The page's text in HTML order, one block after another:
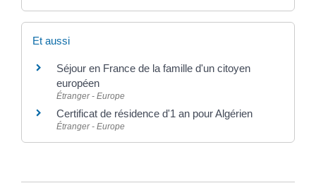
Et aussi
Séjour en France de la famille d'un citoyen
européen
Étranger - Europe
Certificat de résidence d'1 an pour Algérien
Étranger - Europe